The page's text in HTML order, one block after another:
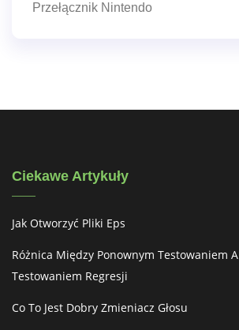
Przełącznik Nintendo
Ciekawe Artykuły
Jak Otworzyć Pliki Eps
Różnica Między Ponownym Testowaniem A
Testowaniem Regresji
Co To Jest Dobry Zmieniacz Głosu